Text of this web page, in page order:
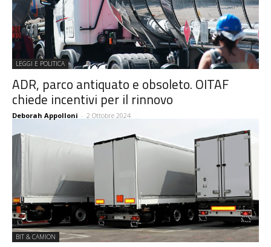
LEGGI E POLITICA
ADR, parco antiquato e obsoleto. OITAF
chiede incentivi per il rinnovo
Deborah Appolloni - 2 Ottobre 2024
BIT & CAMION